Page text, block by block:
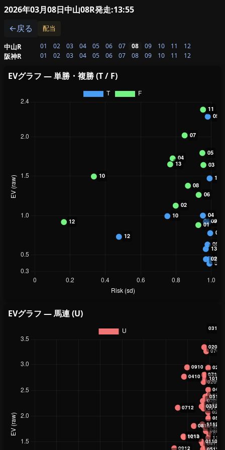
2026年03月08日中山08R発走:13:55
←戻る
配当
中山R 01 02 03 04 05 06 07 08 09 10 11 12
阪神R 01 02 03 04 05 06 07 08 09 10 11 12
EVグラフ — 単勝・複勝 (T / F)
EVグラフ — 馬連 (U)